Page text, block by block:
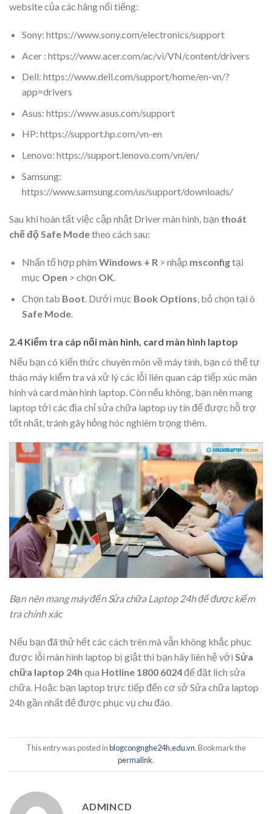
website của các hãng nổi tiếng:
Sony: https://www.sony.com/electronics/support
Acer : https://www.acer.com/ac/vi/VN/content/drivers
Dell: https://www.dell.com/support/home/en-vn/?
app=drivers
Asus: https://www.asus.com/support
HP: https://support.hp.com/vn-en
Lenovo: https://support.lenovo.com/vn/en/
Samsung:
https://www.samsung.com/us/support/downloads/
Sau khi hoàn tất việc cập nhật Driver màn hình, bạn thoát
chế độ Safe Modetheo cách sau:
Nhấn tổ hợp phím Windows + R > nhập msconfigtại
mục Open > chọn OK.
Chọn tab Boot . Dưới mục Book Options , bỏ chọn tại ô
Safe Mode.
2.4 Kiểm tra cáp nối màn hình, card màn hình laptop
Nếu bạn có kiến thức chuyên môn về máy tính, bạn có thể tự
tháo máy kiểm tra và xử lý các lỗi liên quan cáp tiếp xúc màn
hình và card màn hình laptop . Còn nếu không, bạn nên mang
laptop tới các địa chỉ sửa chữa laptop uy tín để được hỗ trợ
tốt nhất, tránh gây hỏng hóc nghiêm trọng thêm.
Bạn nên mang máy đến Sửa chữa Laptop 24h để được kiểm
tra chính xác
Nếu bạn đã thử hết các cách trên mà vẫn không khắc phục
được lỗi màn hình laptop bị giật thì bạn hãy liên hệ với Sửa
chữa laptop 24h qua Hotline 1800 6024để đặt lịch sửa
chữa. Hoặc bạn laptop trực tiếp đến cơ sở Sửa chữa laptop
24h gần nhấtđể được phục vụ chu đáo.
This entry was posted inblogcongnghe24h.edu.vn. Bookmark the
permalink.
ADMINCD